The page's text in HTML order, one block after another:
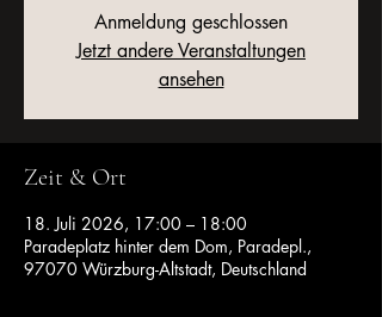
Anmeldung geschlossen
Jetzt andere Veranstaltungen
ansehen
Zeit & Ort
18. Juli 2026, 17:00 – 18:00
Paradeplatz hinter dem Dom, Paradepl.,
97070 Würzburg-Altstadt, Deutschland